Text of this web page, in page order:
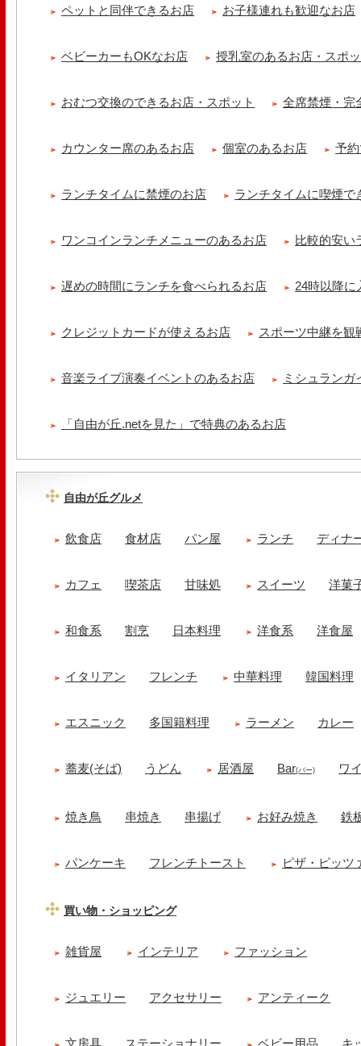
ペットと同伴できるお店 お子様連れも歓迎なお店
ベビーカーもOKなお店 授乳室のあるお店・スポ
おむつ交換のできるお店・スポット 全席禁煙・完
カウンター席のあるお店 個室のあるお店 予
ランチタイムに禁煙のお店 ランチタイムに喫煙で
ワンコインランチメニューのあるお店 比較的安い
遅めの時間にランチを食べられるお店 24時以降に
クレジットカードが使えるお店 スポーツ中継を観
音楽ライブ演奏イベントのあるお店 ミシュランガ
「自由が丘.netを見た」で特典のあるお店
自由が丘グルメ
飲食店 食材店 パン屋 ランチ ディナ
カフェ 喫茶店 甘味処 スイーツ 洋菓
和食系 割烹 日本料理 洋食系 洋食屋
イタリアン フレンチ 中華料理 韓国料理
エスニック 多国籍料理 ラーメン カレー
蕎麦(そば) うどん 居酒屋 Bar(バー) ワ
焼き鳥 串焼き 串揚げ お好み焼き 鉄
パンケーキ フレンチトースト ピザ・ピッツ
買い物・ショッピング
雑貨屋 インテリア ファッション
ジュエリー アクセサリー アンティーク
文房具 ステーショナリー ベビー用品 キ